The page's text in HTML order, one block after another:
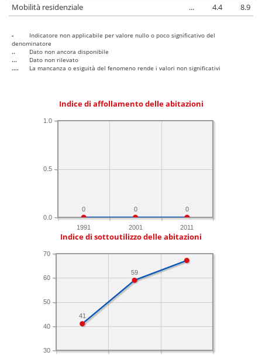
Mobilità residenziale
... 4.4 8.9
-
Indicatore non applicabile per valore nullo o poco significativo del
denominatore
..
Dato non ancora disponibile
...
Dato non rilevato
....
La mancanza o esiguità del fenomeno rende i valori non significativi
Indice di affollamento delle abitazioni
1991 2001 2011
0.0
0.5
1.0
0
0
0
Indice di sottoutilizzo delle abitazioni
30
40
50
60
70
59
41